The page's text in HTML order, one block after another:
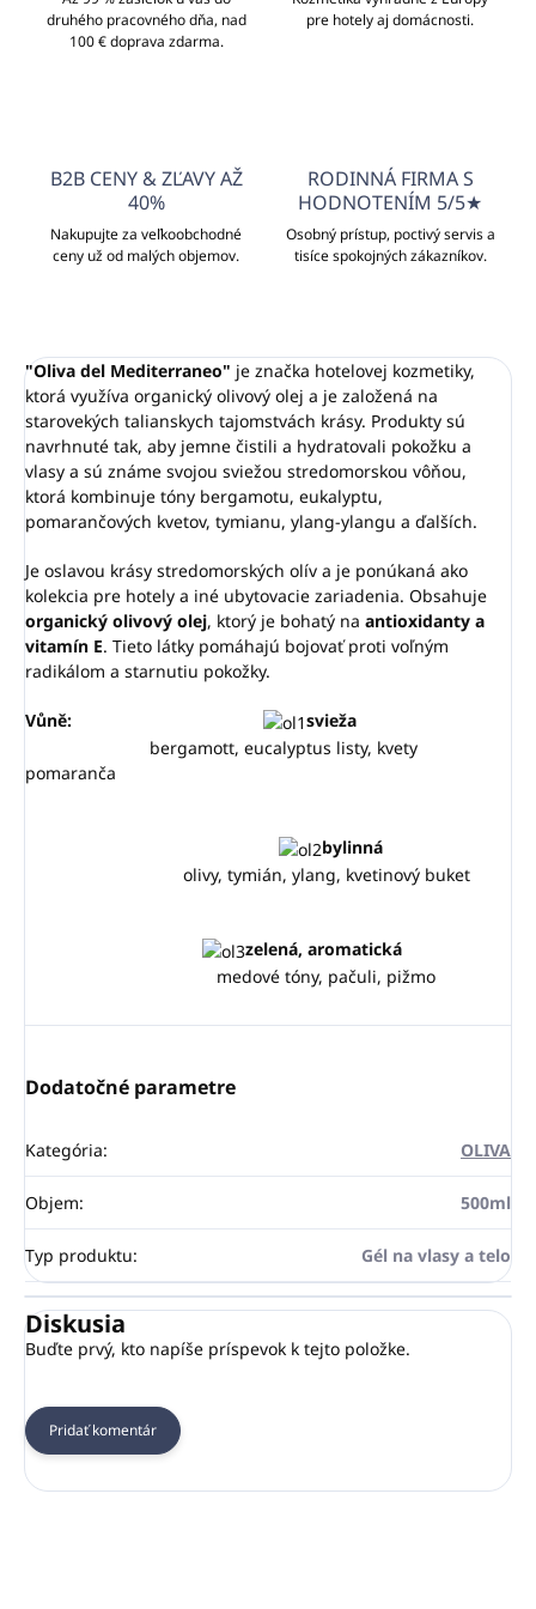
druhého pracovného dňa, nad
100 € doprava zdarma.
pre hotely aj domácnosti.
B2B CENY & ZĽAVY AŽ
40%
Nakupujte za veľkoobchodné
ceny už od malých objemov.
RODINNÁ FIRMA S
HODNOTENÍM 5/5★
Osobný prístup, poctivý servis a
tisíce spokojných zákazníkov.
"Oliva del Mediterraneo" je značka hotelovej kozmetiky,
ktorá využíva organický olivový olej a je založená na
starovekých talianskych tajomstvách krásy. Produkty sú
navrhnuté tak, aby jemne čistili a hydratovali pokožku a
vlasy a sú známe svojou sviežou stredomorskou vôňou,
ktorá kombinuje tóny bergamotu, eukalyptu,
pomarančových kvetov, tymianu, ylang-ylangu a ďalších.
Je oslavou krásy stredomorských olív a je ponúkaná ako
kolekcia pre hotely a iné ubytovacie zariadenia. Obsahuje
organický olivový olej, ktorý je bohatý na antioxidanty a
vitamín E. Tieto látky pomáhajú bojovať proti voľným
radikálom a starnutiu pokožky.
Vůně:
svieža
bergamott, eucalyptus listy, kvety
pomaranča
bylinná
olivy, tymián, ylang, kvetinový buket
zelená, aromatická
medové tóny, pačuli, pižmo
Dodatočné parametre
Kategória: OLIVA
Objem: 500ml
Typ produktu: Gél na vlasy a telo
Diskusia
Buďte prvý, kto napíše príspevok k tejto položke.
Pridať komentár